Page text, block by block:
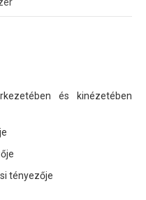
és kinézetében
tényezője